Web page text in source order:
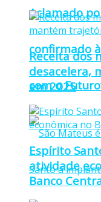
Aclamado
confirmado
com o
Receita dos
desacelera,
em 2025
Espírito
atividade
Banco